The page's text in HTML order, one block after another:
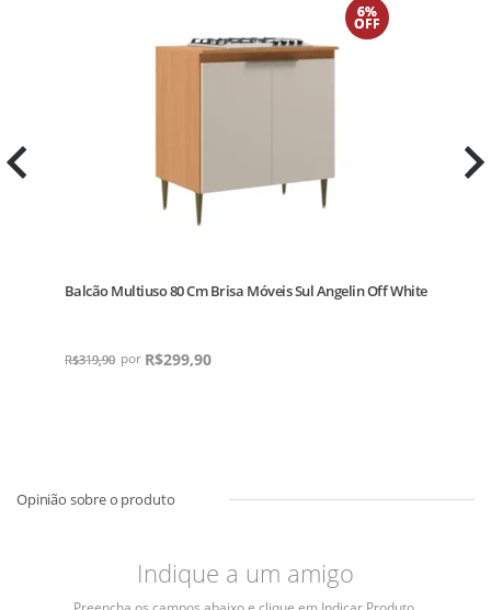
6%
OFF
Balcão Multiuso 80 Cm Brisa Móveis Sul Angelin Off White
R$319,90 R$299,90
Indique a um amigo